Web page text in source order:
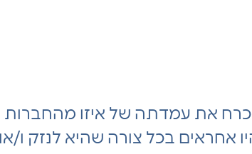
את עמדתה של איזו מהחברות
אחראים בכל צורה שהיא לנזק ו/